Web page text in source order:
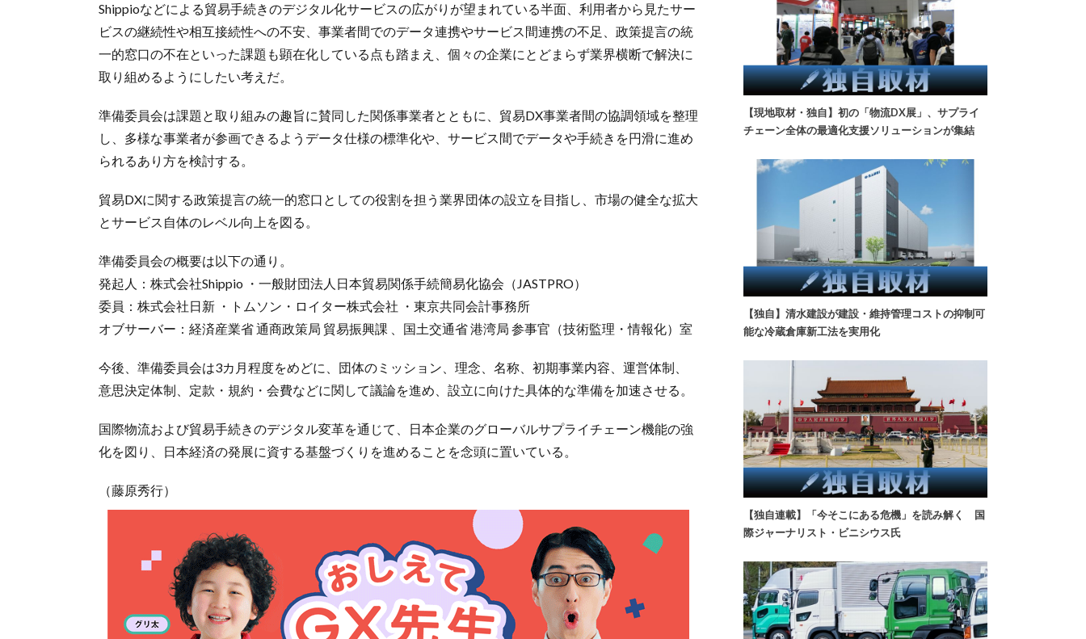
Shippioなどによる貿易手続きのデジタル化サービスの広がりが望まれている半面、利用者から見たサー
ビスの継続性や相互接続性への不安、事業者間でのデータ連携やサービス間連携の不足、政策提言の統
一的窓口の不在といった課題も顕在化している点も踏まえ、個々の企業にとどまらず業界横断で解決に
取り組めるようにしたい考えだ。
準備委員会は課題と取り組みの趣旨に賛同した関係事業者とともに、貿易DX事業者間の協調領域を整理
し、多様な事業者が参画できるようデータ仕様の標準化や、サービス間でデータや手続きを円滑に進め
られるあり方を検討する。
貿易DXに関する政策提言の統一的窓口としての役割を担う業界団体の設立を目指し、市場の健全な拡大
とサービス自体のレベル向上を図る。
準備委員会の概要は以下の通り。
発起人：株式会社Shippio ・一般財団法人日本貿易関係手続簡易化協会（JASTPRO）
委員：株式会社日新 ・トムソン・ロイター株式会社 ・東京共同会計事務所
オブサーバー：経済産業省 通商政策局 貿易振興課 、国土交通省 港湾局 参事官（技術監理・情報化）室
今後、準備委員会は3カ月程度をめどに、団体のミッション、理念、名称、初期事業内容、運営体制、
意思決定体制、定款・規約・会費などに関して議論を進め、設立に向けた具体的な準備を加速させる。
国際物流および貿易手続きのデジタル変革を通じて、日本企業のグローバルサプライチェーン機能の強
化を図り、日本経済の発展に資する基盤づくりを進めることを念頭に置いている。
（藤原秀行）
【現地取材・独自】初の「物流DX展」、サプライ
チェーン全体の最適化支援ソリューションが集結
【独自】清水建設が建設・維持管理コストの抑制可
能な冷蔵倉庫新工法を実用化
【独自連載】「今そこにある危機」を読み解く 国
際ジャーナリスト・ビニシウス氏